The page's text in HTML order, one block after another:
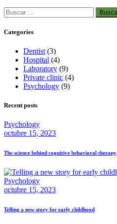
Categories
Dentist (3)
Hospital (4)
Laboratory (9)
Private clinic (4)
Psychology (9)
Recent posts
Psychology
octubre 15, 2023
The science behind cognitive behavioral therapy
Psychology
octubre 15, 2023
Telling a new story for early childhood